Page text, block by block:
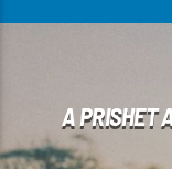
A PRISHET